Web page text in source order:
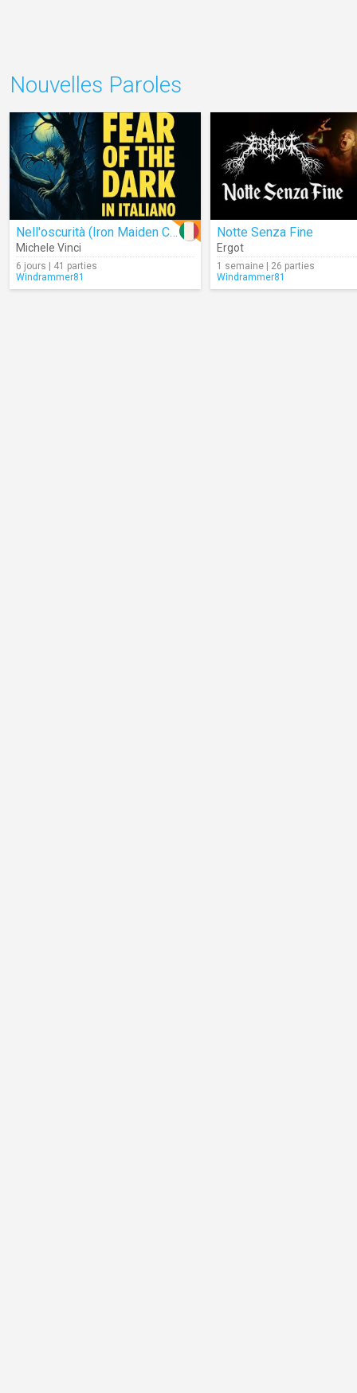
Nouvelles Paroles
Nell'oscurità (Iron Maiden Cover)
Michele Vinci
6 jours | 41 parties
Windrammer81
Notte Senza Fine
Ergot
1 semaine | 26 parties
Windrammer81